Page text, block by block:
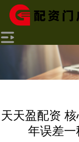
天天盈配资
年误差